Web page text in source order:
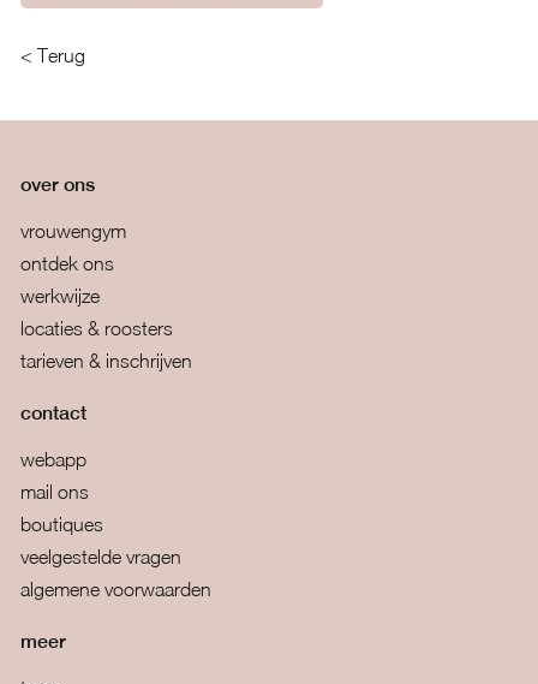
< Terug
over ons
vrouwengym
ontdek ons
werkwijze
locaties & roosters
tarieven & inschrijven
contact
webapp
mail ons
boutiques
veelgestelde vragen
algemene voorwaarden
meer